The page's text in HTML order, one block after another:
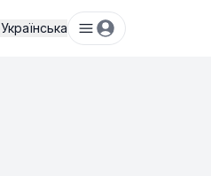
Українська